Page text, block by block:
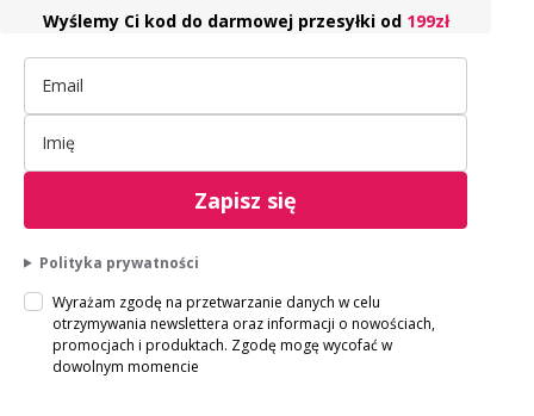
Wyślemy Ci kod do darmowej przesyłki od 199zł
Zapisz się
Polityka prywatności
Wyrażam zgodę na przetwarzanie danych w celu
otrzymywania newslettera oraz informacji o nowościach,
promocjach i produktach. Zgodę mogę wycofać w
dowolnym momencie